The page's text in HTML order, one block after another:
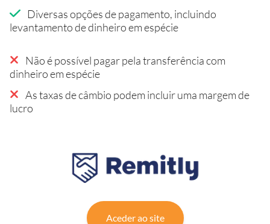
Diversas opções de pagamento, incluindo
levantamento de dinheiro em espécie
Não é possível pagar pela transferência com
dinheiro em espécie
As taxas de câmbio podem incluir uma margem de
lucro
Aceder ao site